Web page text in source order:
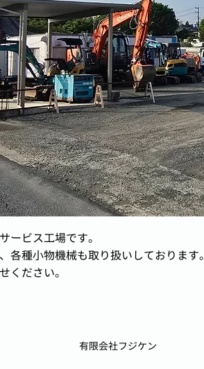
ービス工場です。
各種小物機械も取り扱いしております。
ください。
有限会社フジケン